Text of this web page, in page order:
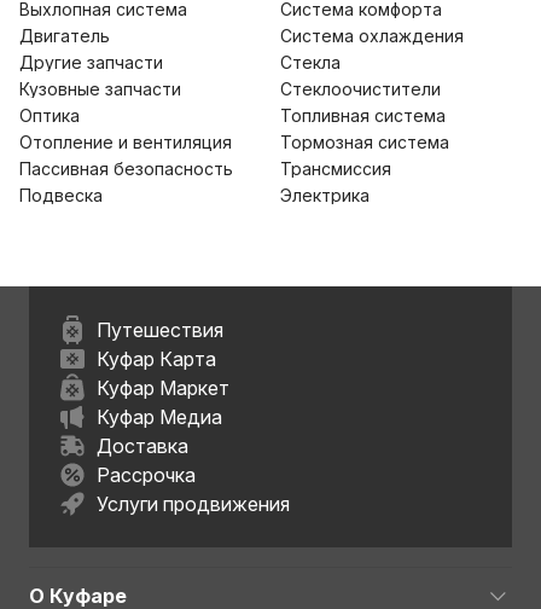
Выхлопная система
Двигатель
Другие запчасти
Кузовные запчасти
Оптика
Отопление и вентиляция
Пассивная безопасность
Подвеска
Система комфорта
Система охлаждения
Стекла
Стеклоочистители
Топливная система
Тормозная система
Трансмиссия
Электрика
Путешествия
Куфар Карта
Куфар Маркет
Куфар Медиа
Доставка
Рассрочка
Услуги продвижения
О Куфаре